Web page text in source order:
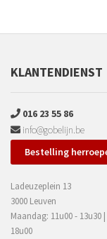
KLANTENDIENST
016 23 55 86
info@gobelijn.be
Bestelling
Ladeuzeplein 13
3000 Leuven
Maandag: 11u00 - 13u30
18u00